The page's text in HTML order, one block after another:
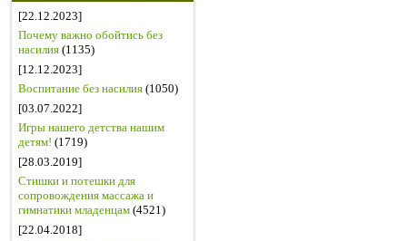
[22.12.2023]
Почему важно обойтись без
насилия (1135)
[12.12.2023]
Воспитание без насилия (1050)
[03.07.2022]
Игры нашего детства нашим
детям! (1719)
[28.03.2019]
Стишки и потешки для
сопровождения массажа и
гимнатики младенцам (4521)
[22.04.2018]